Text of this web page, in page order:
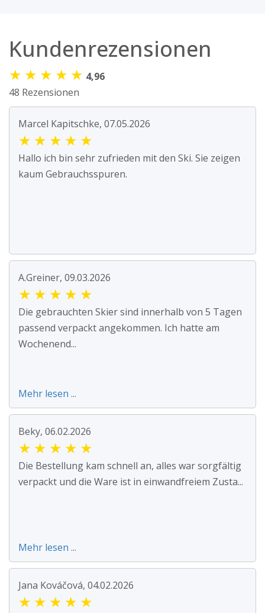
Kundenrezensionen
★ ★ ★ ★ ★ 4,96
48 Rezensionen
Marcel Kapitschke, 07.05.2026
★ ★ ★ ★ ★
Hallo ich bin sehr zufrieden mit den Ski. Sie zeigen
kaum Gebrauchsspuren.
A.Greiner, 09.03.2026
★ ★ ★ ★ ★
Die gebrauchten Skier sind innerhalb von 5 Tagen
passend verpackt angekommen. Ich hatte am
Wochenend...
Mehr lesen ...
Beky, 06.02.2026
★ ★ ★ ★ ★
Die Bestellung kam schnell an, alles war sorgfältig
verpackt und die Ware ist in einwandfreiem Zusta...
Mehr lesen ...
Jana Kováčová, 04.02.2026
★ ★ ★ ★ ★